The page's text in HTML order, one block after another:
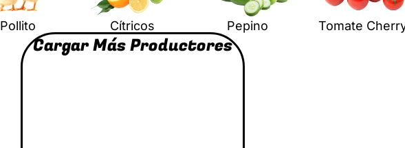
Pollito Cítricos Pepino Tomate
Cargar Más Productores